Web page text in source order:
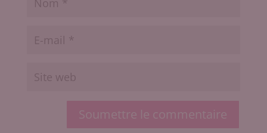
Soumettre le commentaire